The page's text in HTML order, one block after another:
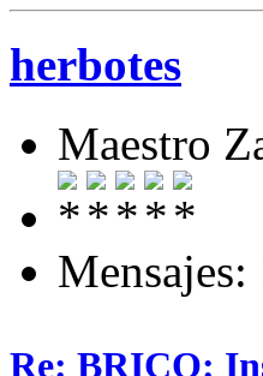
herbotes
Maestro
Mensajes:
Re: BRICO: